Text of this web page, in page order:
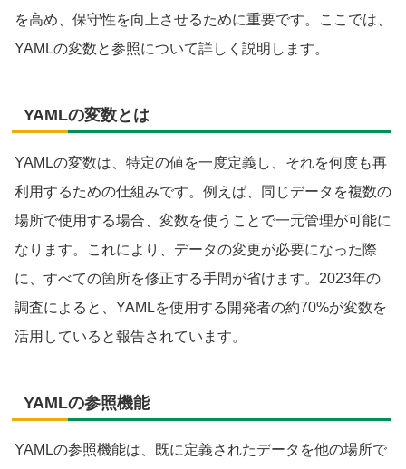
を高め、保守性を向上させるために重要です。ここでは、
YAMLの変数と参照について詳しく説明します。
YAMLの変数とは
YAMLの変数は、特定の値を一度定義し、それを何度も再
利用するための仕組みです。例えば、同じデータを複数の
場所で使用する場合、変数を使うことで一元管理が可能に
なります。これにより、データの変更が必要になった際
に、すべての箇所を修正する手間が省けます。2023年の
調査によると、YAMLを使用する開発者の約70%が変数を
活用していると報告されています。
YAMLの参照機能
YAMLの参照機能は、既に定義されたデータを他の場所で